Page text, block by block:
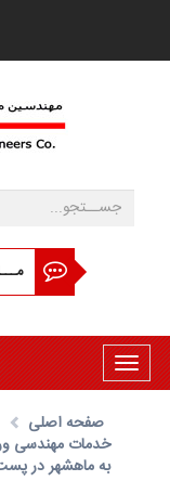
Toggle
navigation
صفحه اصلی
به ماهشهر در